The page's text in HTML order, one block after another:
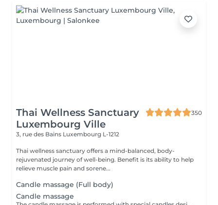
Thai Wellness Sanctuary
Luxembourg Ville
350
3, rue des Bains Luxembourg L-1212
Thai wellness sanctuary offers a mind-balanced, body-
rejuvenated journey of well-being. Benefit is its ability to help
relieve muscle pain and sorene...
Candle massage (Full body)
Candle massage